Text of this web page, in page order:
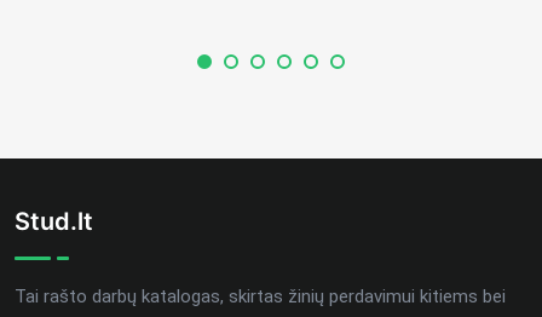
Stud.lt
Tai rašto darbų katalogas, skirtas žinių perdavimui kitiems bei